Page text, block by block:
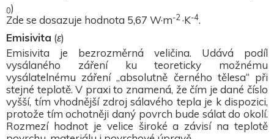
0)
Zde se dosazuje hodnota 5,67 W·m-2 ·K-4.
Emisivita (ε)
Emisivita je bezrozměrná veličina. Udává podíl
vysálaného záření ku teoreticky možnému
vysálatelnému záření „absolutně černého tělesa“ při
stejné teplotě. V praxi to znamená, že čím je dané číslo
vyšší, tím vhodnější zdroj sálavého tepla je k dispozici,
protože tím ochotněji daný povrch bude sálat do okolí.
Rozmezí hodnot je velice široké a závisí na teplotě
toho, jak
je web
Experience
Aby naše
webové
stránky
fungovaly
při vaší
návštěvě co